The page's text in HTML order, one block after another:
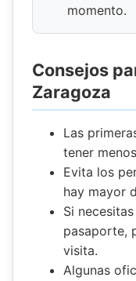
momento.
Consejos
Zaragoza
Las
tener
Evita los
hay mayor
Si
pasaporte,
visita.
Algunas